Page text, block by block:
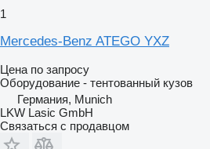
1
Mercedes-Benz ATEGO YXZ
Цена по запросу
Оборудование - тентованный кузов
Германия, Munich
LKW Lasic GmbH
Связаться с продавцом